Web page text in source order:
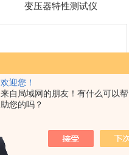
欢迎您！
来自局域网的朋友！有什么可以帮
助您的吗？
变压器特性测试仪